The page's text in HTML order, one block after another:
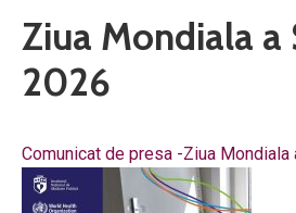
Ziua Mondiala a
2026
Comunicat de presa -Ziua